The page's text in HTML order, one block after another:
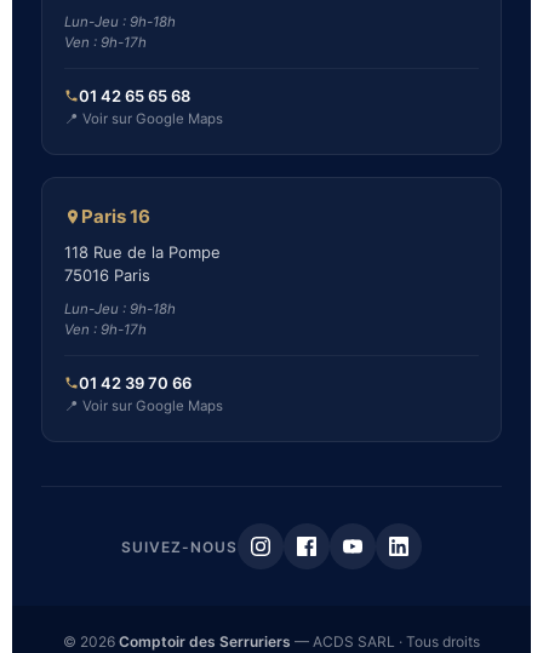
Lun-Jeu : 9h-18h
Ven : 9h-17h
01 42 65 65 68
📍 Voir sur Google Maps
Paris 16
118 Rue de la Pompe
75016 Paris
Lun-Jeu : 9h-18h
Ven : 9h-17h
01 42 39 70 66
📍 Voir sur Google Maps
SUIVEZ-NOUS
© 2026 Comptoir des Serruriers — ACDS SARL · Tous droits